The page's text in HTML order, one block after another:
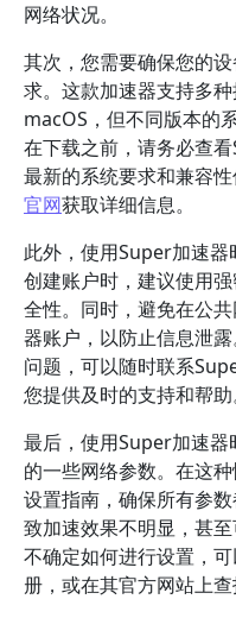
网络状况。
其次，您需要确保您的
求。这款加速器支持多
macOS，但不同版本的
在下载之前，请务必查
最新的系统要求和兼容
官网获取详细信息。
此外，使用Super加速器
创建账户时，建议使用
全性。同时，避免在公
器账户，以防止信息泄
问题，可以随时联系
您提供及时的支持和帮助
最后，使用Super加速器
的一些网络参数。在这
设置指南，确保所有参
致加速效果不明显，甚
不确定如何进行设置，
册，或在其官方网站上查